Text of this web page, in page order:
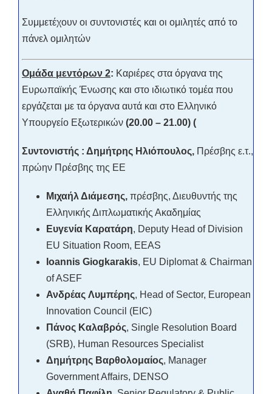
Συμμετέχουν οι συντονιστές και οι ομιλητές από το
πάνελ ομιλητών
Ομάδα μεντόρων 2: Καριέρες στα όργανα της
Ευρωπαϊκής Ένωσης και στο ιδιωτικό τομέα που
εργάζεται με τα όργανα αυτά και στο Ελληνικό
Υπουργείο Εξωτερικών (20.00 – 21.00) (
Συντονιστής : Δημήτρης Ηλιόπουλος, Πρέσβης ε.τ.,
πρώην Πρέσβης της ΕΕ
Μιχαήλ Διάμεσης, πρέσβης, Διευθυντής της
Ελληνικής Διπλωματικής Ακαδημίας
Ευγενία Καρατάρη, Deputy Head of Division
EU Situation Room, EEAS
Ioannis Giogkarakis, EU Diplomat & Chairman
of ASEF
Ανδρέας Λυμπέρης, Head of Sector, European
Innovation Council (EIC)
Πάνος Καλαβρός, Single Resolution Board
(SRB), Human Resources Specialist
Δημήτρης Βαρθολομαίος, Manager
Government Affairs, DENSO